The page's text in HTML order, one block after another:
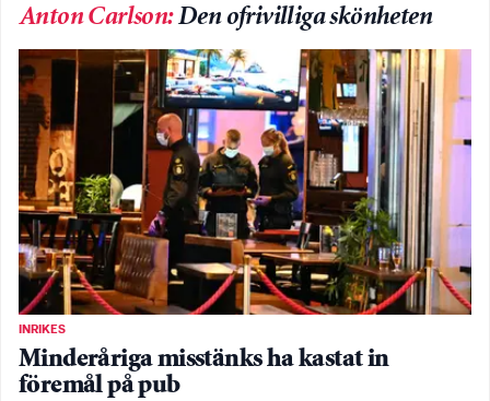
Anton Carlson:Den ofrivilliga skönheten
INRIKES
Minderåriga misstänks ha kastat in
föremål på pub